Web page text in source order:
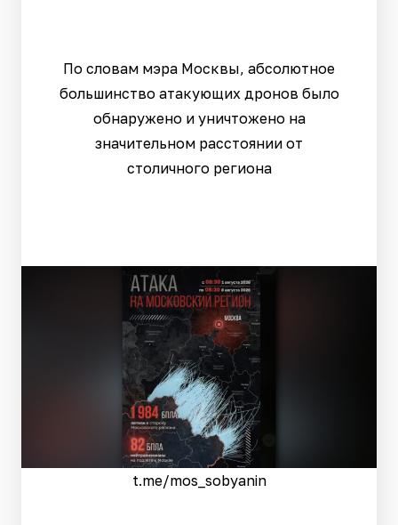
По словам мэра Москвы, абсолютное
большинство атакующих дронов было
обнаружено и уничтожено на
значительном расстоянии от
столичного региона
t.me/mos_sobyanin